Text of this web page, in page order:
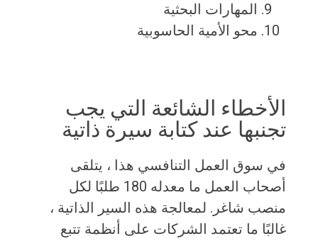
المهارات البحثية
محو الأمية الحاسوبية
الأخطاء الشائعة التي يجب
تجنبها عند كتابة سيرة ذاتية
في سوق العمل التنافسي هذا ، يتلقى
أصحاب العمل ما معدله 180 طلبًا لكل
منصب شاغر. لمعالجة هذه السير الذاتية ،
غالبًا ما تعتمد الشركات على أنظمة تتبع